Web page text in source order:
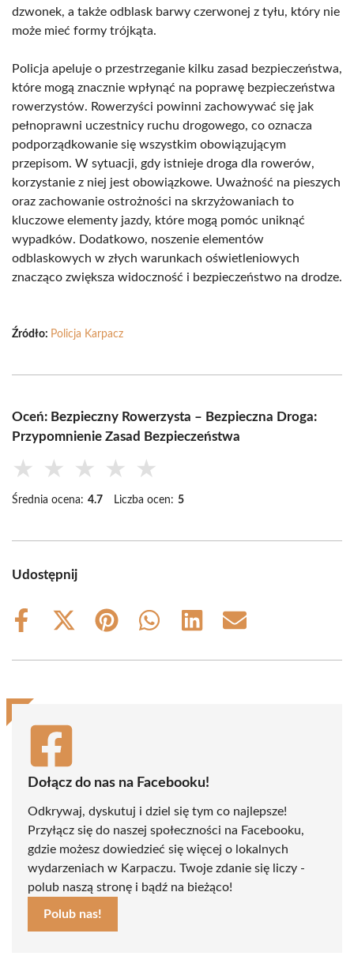
dzwonek, a także odblask barwy czerwonej z tyłu, który nie
może mieć formy trójkąta.
Policja apeluje o przestrzeganie kilku zasad bezpieczeństwa,
które mogą znacznie wpłynąć na poprawę bezpieczeństwa
rowerzystów. Rowerzyści powinni zachowywać się jak
pełnoprawni uczestnicy ruchu drogowego, co oznacza
podporządkowanie się wszystkim obowiązującym
przepisom. W sytuacji, gdy istnieje droga dla rowerów,
korzystanie z niej jest obowiązkowe. Uważność na pieszych
oraz zachowanie ostrożności na skrzyżowaniach to
kluczowe elementy jazdy, które mogą pomóc uniknąć
wypadków. Dodatkowo, noszenie elementów
odblaskowych w złych warunkach oświetleniowych
znacząco zwiększa widoczność i bezpieczeństwo na drodze.
Źródło: Policja Karpacz
Oceń: Bezpieczny Rowerzysta – Bezpieczna Droga:
Przypomnienie Zasad Bezpieczeństwa
★ ★ ★ ★ ★
Średnia ocena: 4.7 Liczba ocen: 5
Udostępnij
Share
Share
(Twitter)
Share
Share
Share
Share
Dołącz do nas na Facebooku!
Odkrywaj, dyskutuj i dziel się tym co najlepsze!
Przyłącz się do naszej społeczności na Facebooku,
gdzie możesz dowiedzieć się więcej o lokalnych
wydarzeniach w Karpaczu. Twoje zdanie się liczy -
polub naszą stronę i bądź na bieżąco!
Polub nas!